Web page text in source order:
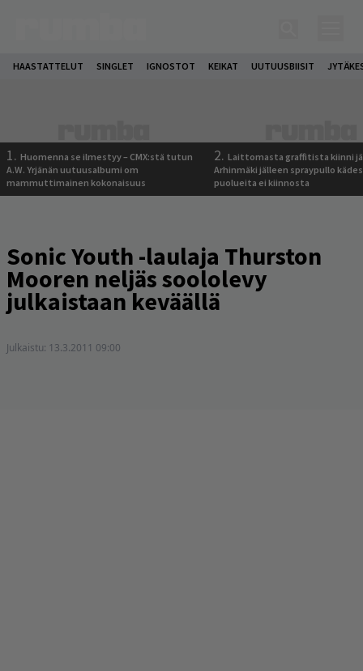
HAASTATTELUT SINGLET IGNOSTOT KEIKAT UUTUUSBIISIT
1. Huomenna se ilmestyy – CMX:stä tutun
A.W. Yrjänän uutuusalbumi om
mammuttimainen kokonaisuus
2. Laittomasta graffitista kiinni
Arhinmäki jälleen spraypullo
puolueita ei kiinnosta
Sonic Youth -laulaja Thurston
Mooren neljäs soololevy
julkaistaan keväällä
Julkaistu: 13.3.2011 09:00